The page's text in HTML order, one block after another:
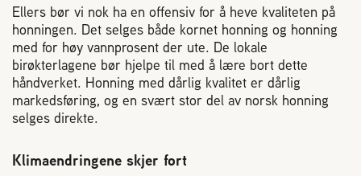
Ellers bør vi nok ha en offensiv for å heve kvaliteten på
honningen. Det selges både kornet honning og honning
med for høy vannprosent der ute. De lokale
birøkterlagene bør hjelpe til med å lære bort dette
håndverket. Honning med dårlig kvalitet er dårlig
markedsføring, og en svært stor del av norsk honning
selges direkte.
Klimaendringene skjer fort